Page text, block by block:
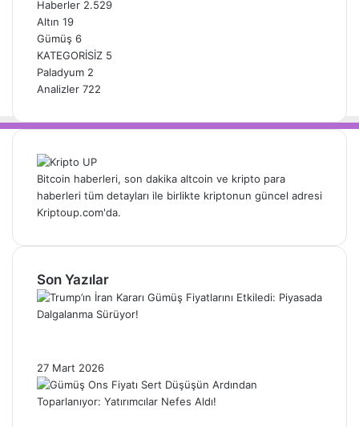
Haberler 2.529
Altın 19
Gümüş 6
KATEGORİSİZ 5
Paladyum 2
Analizler 722
Bitcoin haberleri, son dakika altcoin ve kripto para
haberleri tüm detayları ile birlikte kriptonun güncel adresi
Kriptoup.com'da.
Son Yazılar
27 Mart 2026